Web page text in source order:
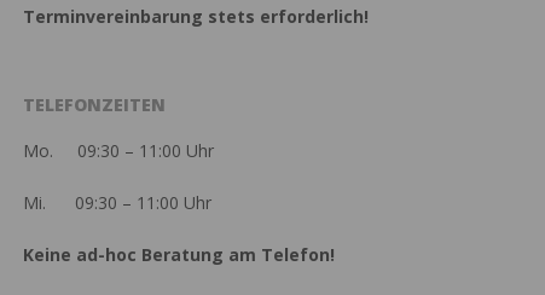
Terminvereinbarung stets erforderlich!
TELEFONZEITEN
Mo. 09:30 – 11:00 Uhr
Mi. 09:30 – 11:00 Uhr
Keine ad-hoc Beratung am Telefon!